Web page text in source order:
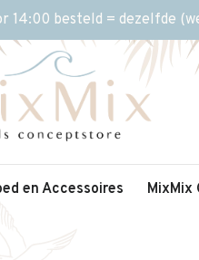
14:00 besteld = dezelfde
en Accessoires MixMix